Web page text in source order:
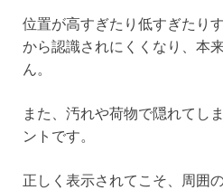
位置が高すぎたり低すぎたり
から認識されにくくなり、本
ん。
また、汚れや荷物で隠れてし
ントです。
正しく表示されてこそ、周囲